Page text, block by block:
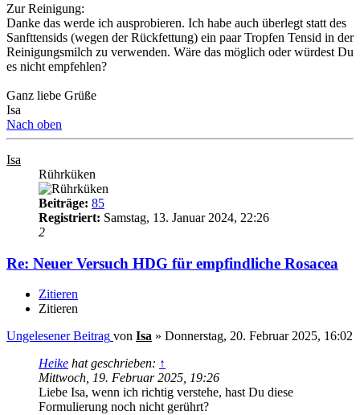
Zur Reinigung:
Danke das werde ich ausprobieren. Ich habe auch überlegt statt des
Sanfttensids (wegen der Rückfettung) ein paar Tropfen Tensid in der
Reinigungsmilch zu verwenden. Wäre das möglich oder würdest Du
es nicht empfehlen?
Ganz liebe Grüße
Isa
Nach oben
Isa
Rührküken
Beiträge: 85
Registriert: Samstag, 13. Januar 2024, 22:26
2
Re: Neuer Versuch HDG für empfindliche Rosacea
Zitieren
Zitieren
Ungelesener Beitrag von Isa » Donnerstag, 20. Februar 2025, 16:02
Heike hat geschrieben: ↑
Mittwoch, 19. Februar 2025, 19:26
Liebe Isa, wenn ich richtig verstehe, hast Du diese
Formulierung noch nicht gerührt?